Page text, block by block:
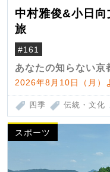
中村雅俊&小日
旅
#161
あなたの知らない京
2026年8月10日（月）
四季 伝統・文化
スポーツ